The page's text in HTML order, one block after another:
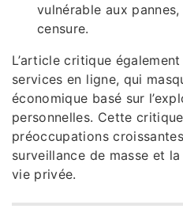
vulnérable aux
censure.
L’article critique
services en ligne, qui
économique basé sur
personnelles. Cette
préoccupations
surveillance de masse et
vie privée.